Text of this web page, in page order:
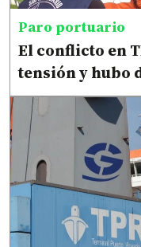
Paro portuario
El conflicto en
tensión y hubo